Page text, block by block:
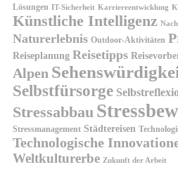
Lösungen IT-Sicherheit Karriereentwicklung
Künstliche Intelligenz
Naturerlebnis Outdoor-Aktivitäten
Reiseplanung Reisetipps
Alpen
Selbstfürsorge
Stressabbau
Stressmanagement Städtereisen
Technologische
Weltkulturerbe Zukunft der Arbeit